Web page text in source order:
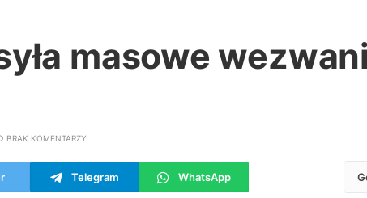
masowe
BRAK KOMENTARZY
Telegram WhatsApp